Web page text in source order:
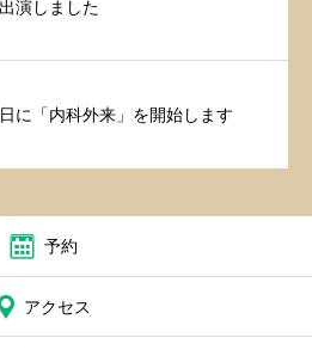
演しました
に「内科外来」を開始します
予約
アクセス